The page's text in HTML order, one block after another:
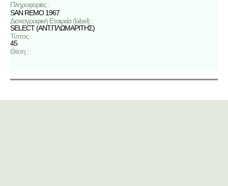
Πληροφορίες :
SAN REMO 1967
Δισκογραφική Εταιρεία (label) :
SELECT (ΑΝΤ.ΠΛΩΜΑΡΙΤΗΣ)
Τύπος :
45
Θέση :